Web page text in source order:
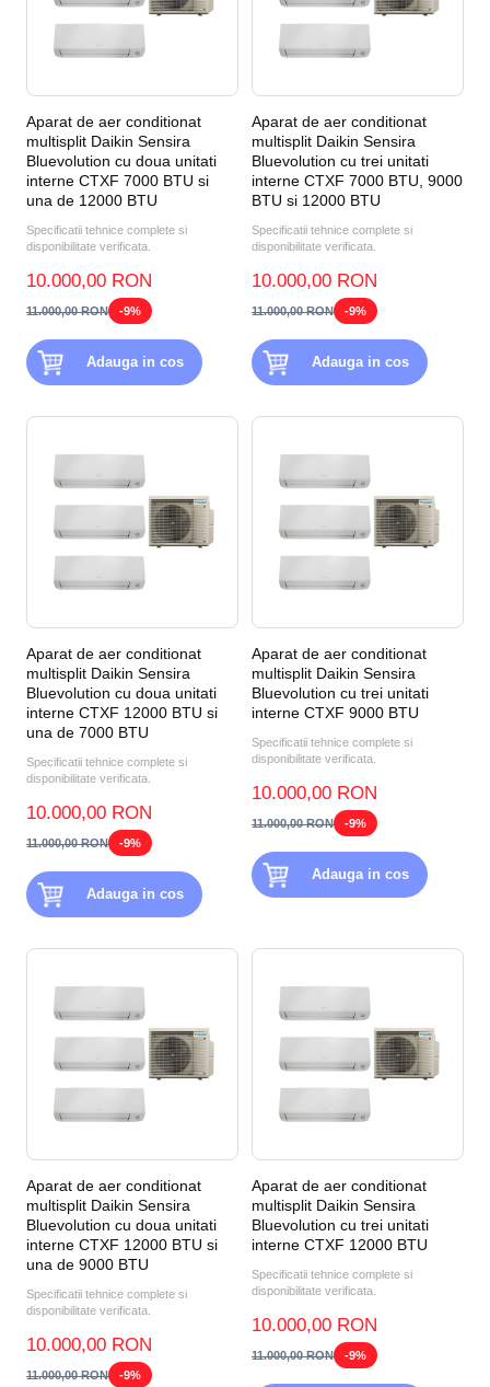
Aparat de aer conditionat
multisplit Daikin Sensira
Bluevolution cu doua unitati
interne CTXF 7000 BTU si
una de 12000 BTU
Specificatii tehnice complete si
disponibilitate verificata.
10.000,00 RON
11.000,00 RON -9%
Adauga in cos
Aparat de aer conditionat
multisplit Daikin Sensira
Bluevolution cu trei unitati
interne CTXF 7000 BTU, 9000
BTU si 12000 BTU
Specificatii tehnice complete si
disponibilitate verificata.
10.000,00 RON
11.000,00 RON -9%
Adauga in cos
Aparat de aer conditionat
multisplit Daikin Sensira
Bluevolution cu doua unitati
interne CTXF 12000 BTU si
una de 7000 BTU
Specificatii tehnice complete si
disponibilitate verificata.
10.000,00 RON
11.000,00 RON -9%
Adauga in cos
Aparat de aer conditionat
multisplit Daikin Sensira
Bluevolution cu trei unitati
interne CTXF 9000 BTU
Specificatii tehnice complete si
disponibilitate verificata.
10.000,00 RON
11.000,00 RON -9%
Adauga in cos
Aparat de aer conditionat
multisplit Daikin Sensira
Bluevolution cu doua unitati
interne CTXF 12000 BTU si
una de 9000 BTU
Specificatii tehnice complete si
disponibilitate verificata.
10.000,00 RON
11.000,00 RON -9%
Aparat de aer conditionat
multisplit Daikin Sensira
Bluevolution cu trei unitati
interne CTXF 12000 BTU
Specificatii tehnice complete si
disponibilitate verificata.
10.000,00 RON
11.000,00 RON -9%